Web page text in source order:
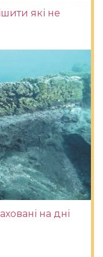
які не
на дні